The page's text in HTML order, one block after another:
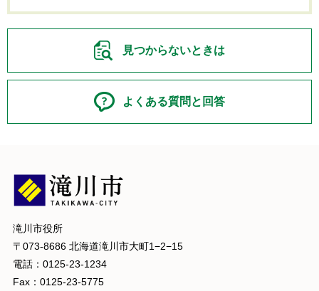
見つからないときは
よくある質問と回答
滝川市役所
〒073-8686 北海道滝川市大町1−2−15
電話：0125-23-1234
Fax：0125-23-5775